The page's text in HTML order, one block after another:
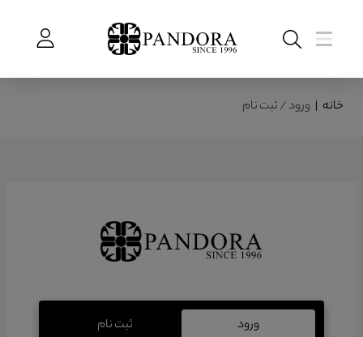
خانه | ورود / ثبت نام
ورود ثبت نام